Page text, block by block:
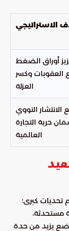
الاستراتيجي
أوراق الضغط
العقوبات وكسر
العزلة
الانتشار النووي
حرية التجارة
العالمية
تحديات كبرى؛
مستحدثة،
يزيد من حدة